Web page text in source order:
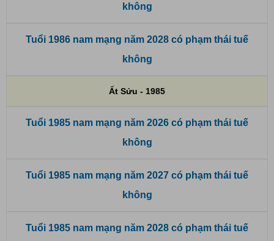
không
Tuổi 1986 nam mạng năm 2028 có phạm thái tuế
không
Ất Sửu - 1985
Tuổi 1985 nam mạng năm 2026 có phạm thái tuế
không
Tuổi 1985 nam mạng năm 2027 có phạm thái tuế
không
Tuổi 1985 nam mạng năm 2028 có phạm thái tuế